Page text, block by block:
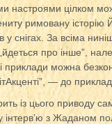
настроями цілком
римовану
у снігах. За всіма
про інше”,
приклади можна
— до
із цього приводу
інтерв’ю з Жаданом